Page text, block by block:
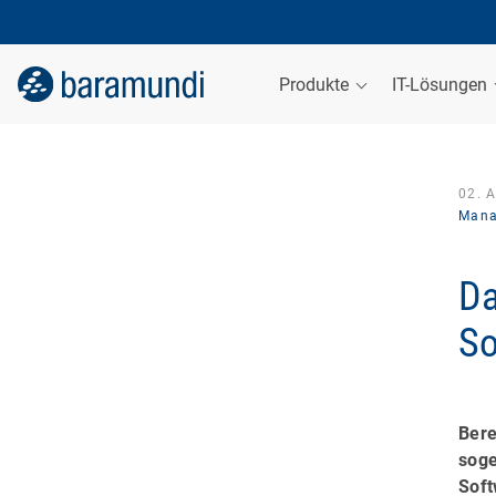
Produkte IT-Lösungen
02.